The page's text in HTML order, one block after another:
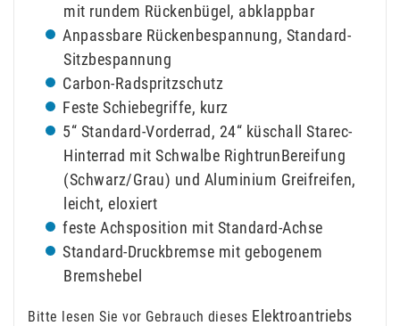
mit rundem Rückenbügel, abklappbar
Anpassbare Rückenbespannung, Standard-
Sitzbespannung
Carbon-Radspritzschutz
Feste Schiebegriffe, kurz
5“ Standard-Vorderrad, 24“ küschall Starec-
Hinterrad mit Schwalbe RightrunBereifung
(Schwarz/Grau) und Aluminium Greifreifen,
leicht, eloxiert
feste Achsposition mit Standard-Achse
Standard-Druckbremse mit gebogenem
Bremshebel
Bitte lesen Sie vor Gebrauch dieses Elektroantriebs